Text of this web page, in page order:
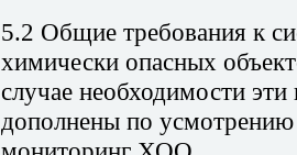
5.2 Общие требования к
химически опасных
случае необходимости
дополнены по